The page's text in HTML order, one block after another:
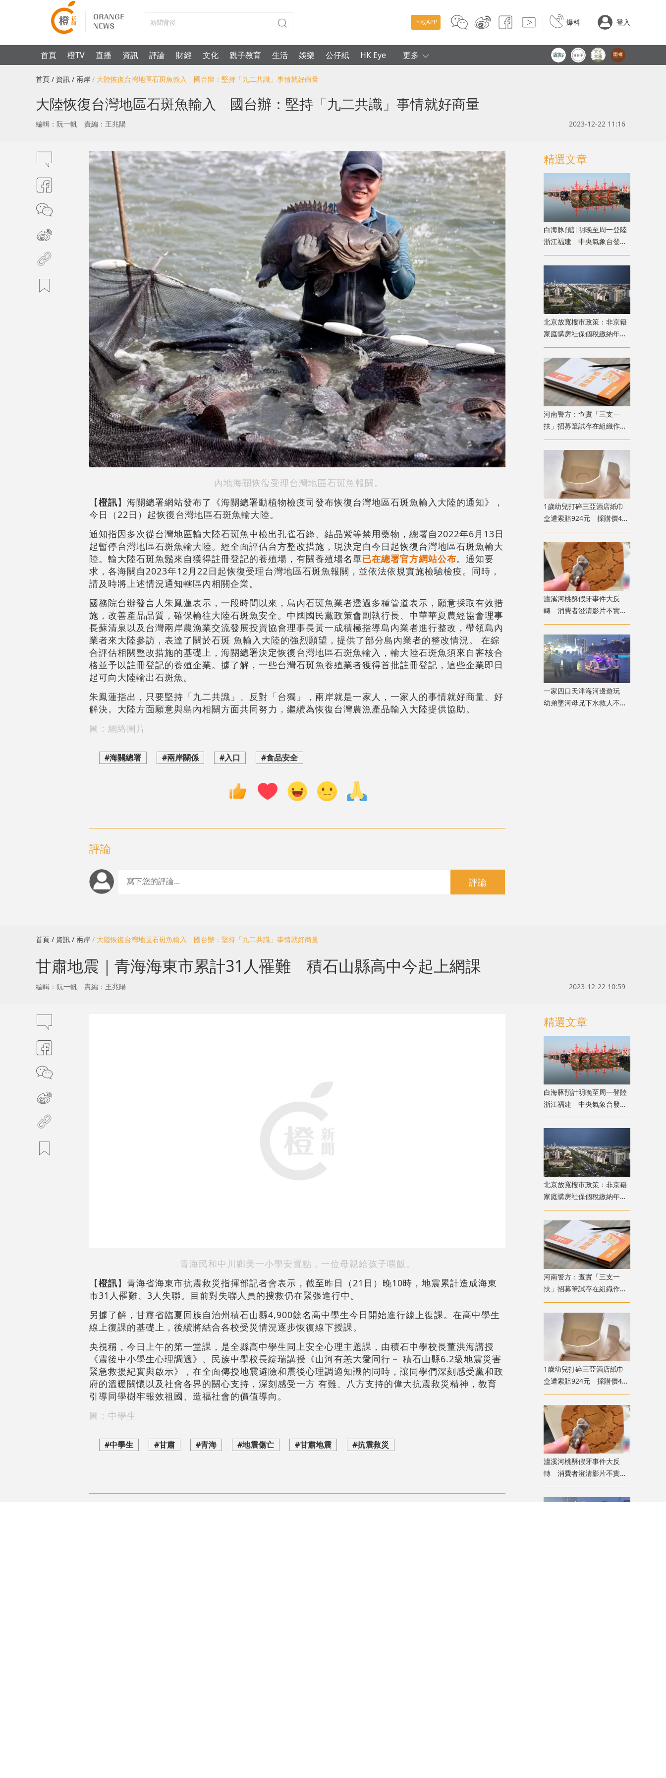
下載APP 爆料 登入
首頁 橙TV 直播 資訊 評論 財經 文化 親子教育 生活 娛樂 公仔紙 HK Eye 更多
首頁 / 資訊 / 兩岸 / 大陸恢復台灣地區石斑魚輸入 國台辦：堅持「九二共識」事情就好商量
大陸恢復台灣地區石斑魚輸入 國台辦：堅持「九二共識」事情就好商量
編輯：阮一帆 責編：王兆陽 2023-12-22 11:16
內地海關恢復受理台灣地區石斑魚報關。
【橙訊】海關總署網站發布了《海關總署動植物檢疫司發布恢復台灣地區石斑魚輸入大陸的通知》，
今日（22日）起恢復台灣地區石斑魚輸大陸。
通知指因多次從台灣地區輸大陸石斑魚中檢出孔雀石綠、結晶紫等禁用藥物，總署自2022年6月13日
起暫停台灣地區石斑魚輸大陸。經全面評估台方整改措施，現決定自今日起恢復台灣地區石斑魚輸大
陸。輸大陸石斑魚鬚來自獲得註冊登記的養殖場，有關養殖場名單已在總署官方網站公布。通知要
求，各海關自2023年12月22日起恢復受理台灣地區石斑魚報關，並依法依規實施檢驗檢疫。同時，
請及時將上述情況通知轄區內相關企業。
國務院台辦發言人朱鳳蓮表示，一段時間以來，島內石斑魚業者透過多種管道表示，願意採取有效措
施，改善產品品質，確保輸往大陸石斑魚安全。中國國民黨政策會副執行長、中華華夏農經協會理事
長蘇清泉以及台灣兩岸農漁業交流發展投資協會理事長黃一成積極指導島內業者進行整改，帶領島內
業者來大陸參訪，表達了關於石斑 魚輸入大陸的強烈願望，提供了部分島內業者的整改情況。 在綜
合評估相關整改措施的基礎上，海關總署決定恢復台灣地區石斑魚輸入，輸大陸石斑魚須來自審核合
格並予以註冊登記的養殖企業。據了解，一些台灣石斑魚養殖業者獲得首批註冊登記，這些企業即日
起可向大陸輸出石斑魚。
朱鳳蓮指出，只要堅持「九二共識」、反對「台獨」，兩岸就是一家人，一家人的事情就好商量、好
解決。大陸方面願意與島內相關方面共同努力，繼續為恢復台灣農漁產品輸入大陸提供協助。
圖：網絡圖片
#海關總署 #兩岸關係 #入口 #食品安全
評論
評論
精選文章
白海豚預計明晚至周一登陸
浙江福建 中央氣象台發布
發布颱風橙色預警
北京放寬樓市政策：非京籍
家庭購房社保個稅繳納年限
下調為一年
​河南警方：查實「三支一
扶」招募筆試存在組織作弊
犯罪行為 已抓獲疑犯
1歲幼兒打碎三亞酒店紙巾
盒遭索賠924元 採購價462
元惹爭議
瀘溪河桃酥假牙事件大反
轉 消費者澄清影片不實致
歉
一家四口天津海河邊遊玩
幼弟墜河母兄下水救人不幸
首頁 / 資訊 / 兩岸 / 大陸恢復台灣地區石斑魚輸入 國台辦：堅持「九二共識」事情就好商量
甘肅地震｜青海海東市累計31人罹難 積石山縣高中今起上網課
編輯：阮一帆 責編：王兆陽 2023-12-22 10:59
青海民和中川鄉美一小學安置點，一位母親給孩子喂飯。
【橙訊】青海省海東市抗震救災指揮部記者會表示，截至昨日（21日）晚10時，地震累計造成海東
市31人罹難、3人失聯。目前對失聯人員的搜救仍在緊張進行中。
另據了解，甘肅省臨夏回族自治州積石山縣4,900餘名高中學生今日開始進行線上復課。在高中學生
線上復課的基礎上，後續將結合各校受災情況逐步恢復線下授課。
央視稱，今日上午的第一堂課，是全縣高中學生同上安全心理主題課，由積石中學校長董洪海講授
《震後中小學生心理調適》、民族中學校長綻瑞講授《山河有恙大愛同行－ 積石山縣6.2級地震災害
緊急救援紀實與啟示》，在全面傳授地震避險和震後心理調適知識的同時，讓同學們深刻感受黨和政
府的溫暖關懷以及社會各界的關心支持，深刻感受一方 有難、八方支持的偉大抗震救災精神，教育
引導同學樹牢報效祖國、造福社會的價值導向。
圖：中學生
#中學生 #甘肅 #青海 #地震傷亡 #甘肅地震 #抗震救災
精選文章
白海豚預計明晚至周一登陸
浙江福建 中央氣象台發布
發布颱風橙色預警
北京放寬樓市政策：非京籍
家庭購房社保個稅繳納年限
下調為一年
​河南警方：查實「三支一
扶」招募筆試存在組織作弊
犯罪行為 已抓獲疑犯
1歲幼兒打碎三亞酒店紙巾
盒遭索賠924元 採購價462
元惹爭議
瀘溪河桃酥假牙事件大反
轉 消費者澄清影片不實致
歉